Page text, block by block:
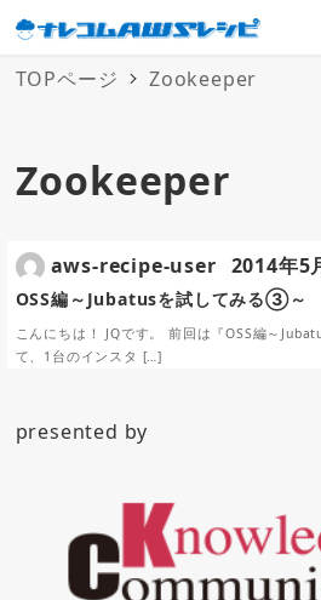
TOPページ Zookeeper
Zookeeper
OSS編～Jubatusを試してみる③～
こんにちは！ JQです。 前回は『OSS編～
て、1台のインスタ […]
aws-recipe-user 2014年5
presented by